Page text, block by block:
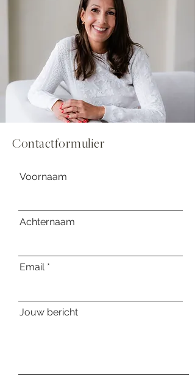
Contactformulier
Voornaam
Achternaam
Email
Jouw bericht